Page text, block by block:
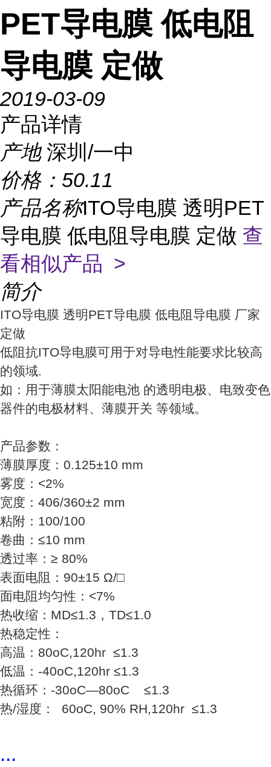
PET导电膜 低电阻
导电膜 定做
2019-03-09
产品详情
产地 深圳/一中
价格： 50.11
产品名称ITO导电膜 透明PET
导电膜 低电阻导电膜 定做 查
看相似产品 >
简介
ITO导电膜 透明PET导电膜 低电阻导电膜 厂家
定做
低阻抗ITO导电膜可用于对导电性能要求比较高
的领域.
如：用于薄膜太阳能电池 的透明电极、电致变色
器件的电极材料、 薄膜开关 等领域。
产品参数：
薄膜厚度：0.125±10 mm
雾度：<2%
宽度：406/360±2 mm
粘附：100/100
卷曲：≤10 mm
透过率：≥ 80%
表面电阻：90±15 Ω/□
面电阻均匀性：<7%
热收缩：MD≤1.3，TD≤1.0
热稳定性：
高温：80oC,120hr ≤1.3
低温：-40oC,120hr ≤1.3
热循环：-30oC—80oC ≤1.3
热/湿度： 60oC, 90% RH,120hr ≤1.3
...